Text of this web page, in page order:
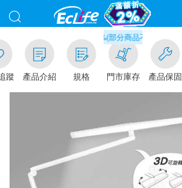
蹤 產品介紹 規格
滿千元門市取貨現折1%(部分商品不適用)-請點我看
門市庫存 產品保固